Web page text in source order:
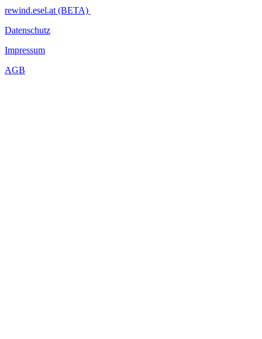
rewind.esel.at (BETA)
Datenschutz
Impressum
AGB